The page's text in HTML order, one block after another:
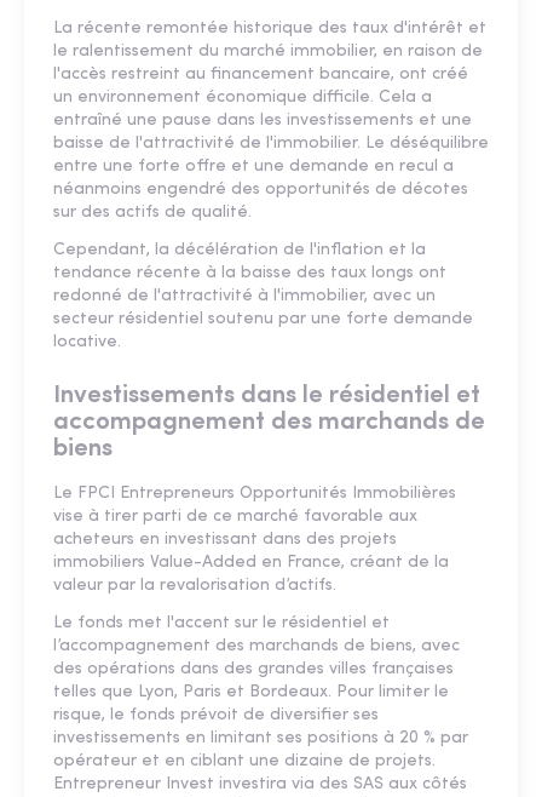
La récente remontée historique des taux d'intérêt et
le ralentissement du marché immobilier, en raison de
l'accès restreint au financement bancaire, ont créé
un environnement économique difficile. Cela a
entraîné une pause dans les investissements et une
baisse de l'attractivité de l'immobilier. Le déséquilibre
entre une forte offre et une demande en recul a
néanmoins engendré des opportunités de décotes
sur des actifs de qualité.
Cependant, la décélération de l'inflation et la
tendance récente à la baisse des taux longs ont
redonné de l'attractivité à l'immobilier, avec un
secteur résidentiel soutenu par une forte demande
locative.
Investissements dans le résidentiel et
accompagnement des marchands de
biens
Le FPCI Entrepreneurs Opportunités Immobilières
vise à tirer parti de ce marché favorable aux
acheteurs en investissant dans des projets
immobiliers Value-Added en France, créant de la
valeur par la revalorisation d’actifs.
Le fonds met l'accent sur le résidentiel et
l’accompagnement des marchands de biens, avec
des opérations dans des grandes villes françaises
telles que Lyon, Paris et Bordeaux. Pour limiter le
risque, le fonds prévoit de diversifier ses
investissements en limitant ses positions à 20 % par
opérateur et en ciblant une dizaine de projets.
Entrepreneur Invest investira via des SAS aux côtés